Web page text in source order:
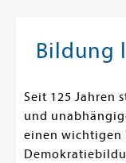
Bildung
Seit 125 Jahren
und
einen wichtigen